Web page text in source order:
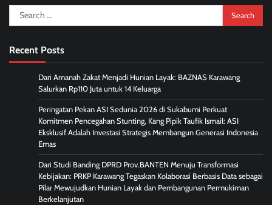
Search
for:
Recent Posts
Dari Amanah Zakat Menjadi Hunian Layak: BAZNAS Karawang
Salurkan Rp110 Juta untuk 14 Keluarga
Peringatan Pekan ASI Sedunia 2026 di Sukabumi Perkuat
Komitmen Pencegahan Stunting, Kang Pipik Taufik Ismail: ASI
Eksklusif Adalah Investasi Strategis Membangun Generasi Indonesia
Emas
Dari Studi Banding DPRD Prov.BANTEN Menuju Transformasi
Kebijakan: PRKP Karawang Tegaskan Kolaborasi Berbasis Data sebagai
Pilar Mewujudkan Hunian Layak dan Pembangunan Permukiman
Berkelanjutan